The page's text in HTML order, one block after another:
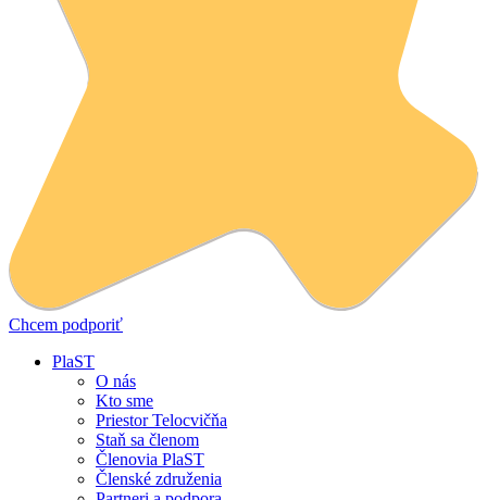
Chcem podporiť
PlaST
O nás
Kto sme
Priestor Telocvičňa
Staň sa členom
Členovia PlaST
Členské združenia